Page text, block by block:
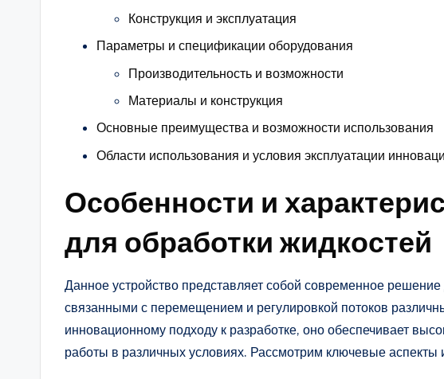
Конструкция и эксплуатация
Параметры и спецификации оборудования
Производительность и возможности
Материалы и конструкция
Основные преимущества и возможности использования
Области использования и условия эксплуатации
Особенности и
для обработки жидкостей
Данное устройство представляет собой современное
связанными с перемещением и регулировкой потоков
инновационному подходу к разработке, оно обеспечивает
работы в различных условиях. Рассмотрим ключевые аспекты